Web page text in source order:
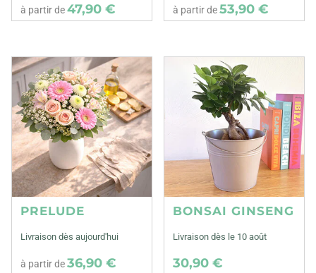
à partir de47,90 € à partir de53,90 €
PRELUDE
Livraison dès aujourd'hui
à partir de36,90 €
BONSAI GINSENG
Livraison dès le 10 août
30,90 €